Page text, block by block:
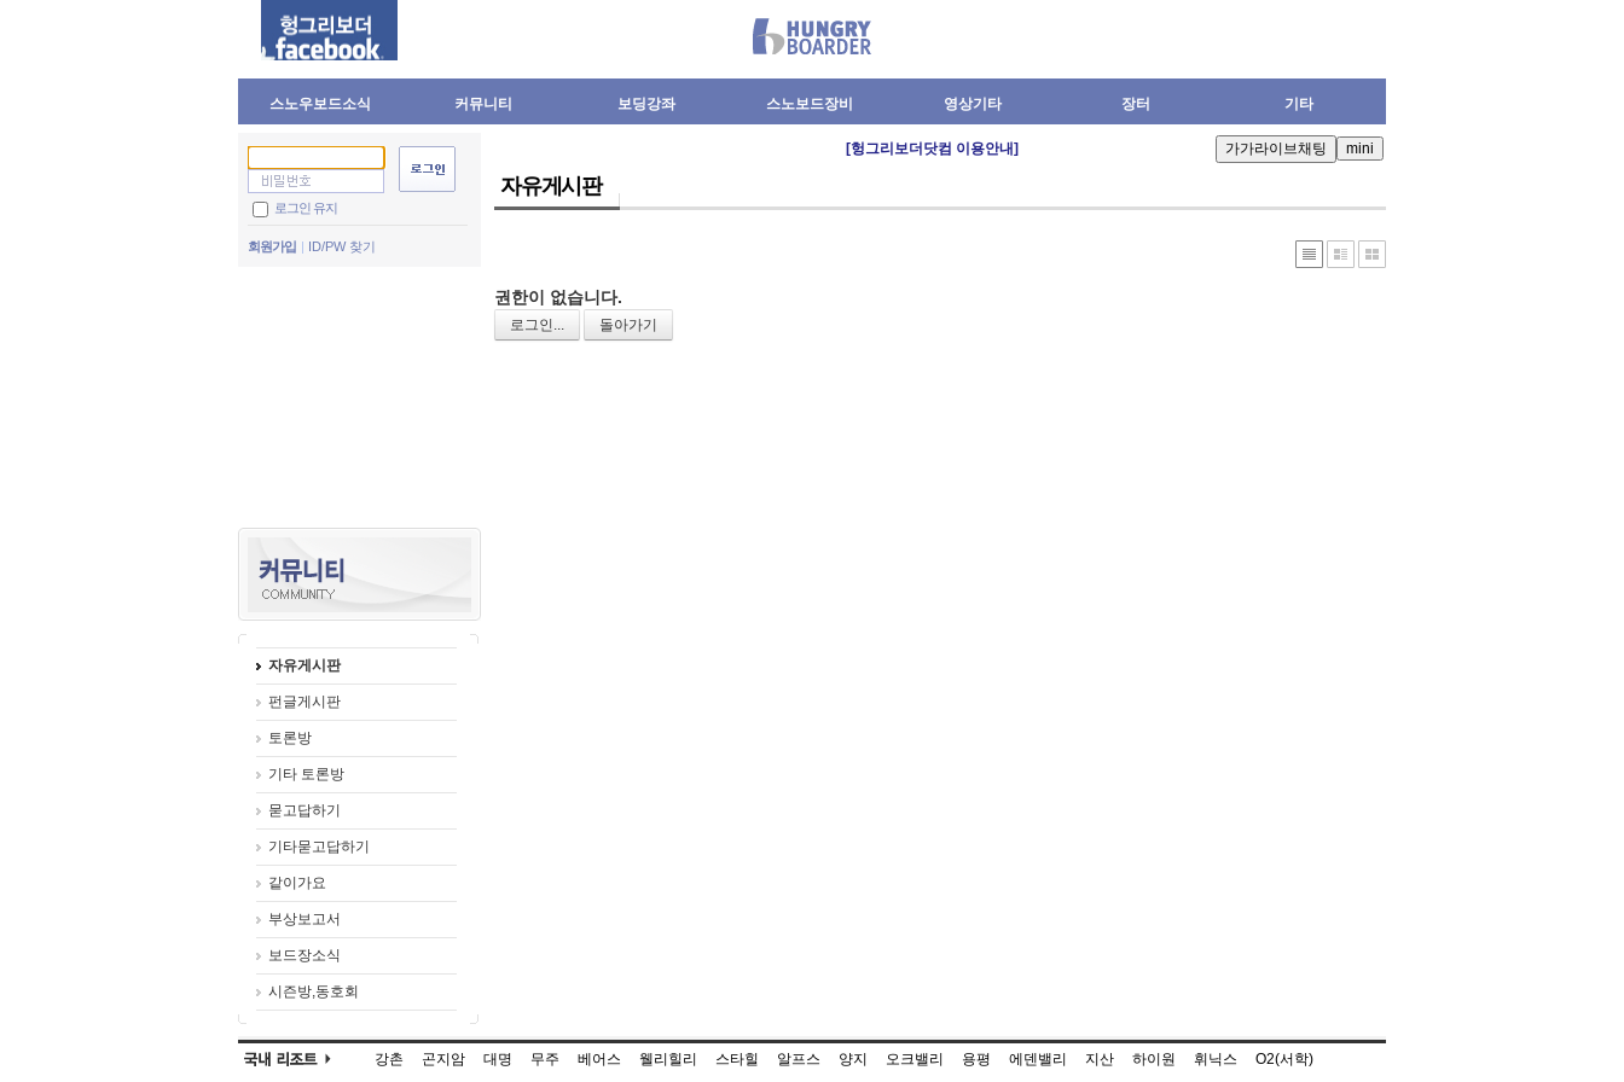
스노우보드소식 커뮤니티 보딩강좌 스노보드장비 영상기타 장터 기타
로그인 유지
회원가입 ID/PW 찾기
자유게시판
펀글게시판
토론방
기타 토론방
묻고답하기
기타묻고답하기
같이가요
부상보고서
보드장소식
시즌방,동호회
[헝그리보더닷컴 이용안내]
자유게시판
권한이 없습니다.
로그인... 돌아가기
강촌 곤지암 대명 무주 베어스 웰리힐리 스타힐 알프스 양지 오크밸리 용평 에덴밸리 지산 하이원 휘닉스 O2(서학)